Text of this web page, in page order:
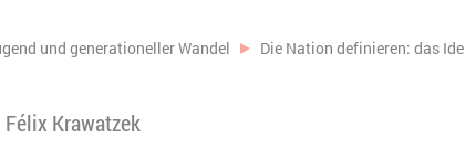
und generationeller Wandel Die Nation definieren: das
Krawatzek